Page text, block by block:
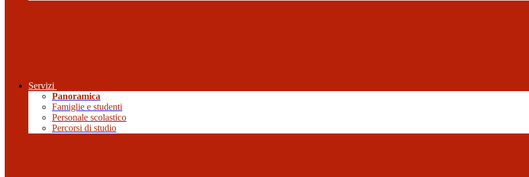
Servizi
Panoramica
Famiglie e studenti
Personale scolastico
Percorsi di studio